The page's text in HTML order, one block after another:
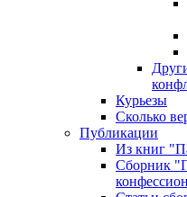
Курьезы
Сколько
Публикации
Из книг
Сборник